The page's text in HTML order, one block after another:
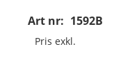
Art nr: 1592B
Mått:500x400mm
Pris exkl.